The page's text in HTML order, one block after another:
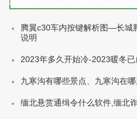
种类)
腾翼c30车内按键解析图—长城
说明
2023年多久开始冷-2023暖冬
九寒沟有哪些景点、九寒沟在哪
缅北悬赏通缉令什么软件,缅北